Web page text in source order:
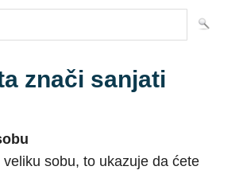
znači sanjati
sobu, to ukazuje da ćete